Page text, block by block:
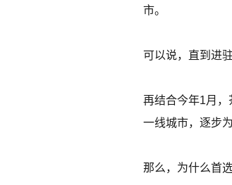
市。
可以说，直到进
再结合今年1月
一线城市，逐步
那么，为什么首